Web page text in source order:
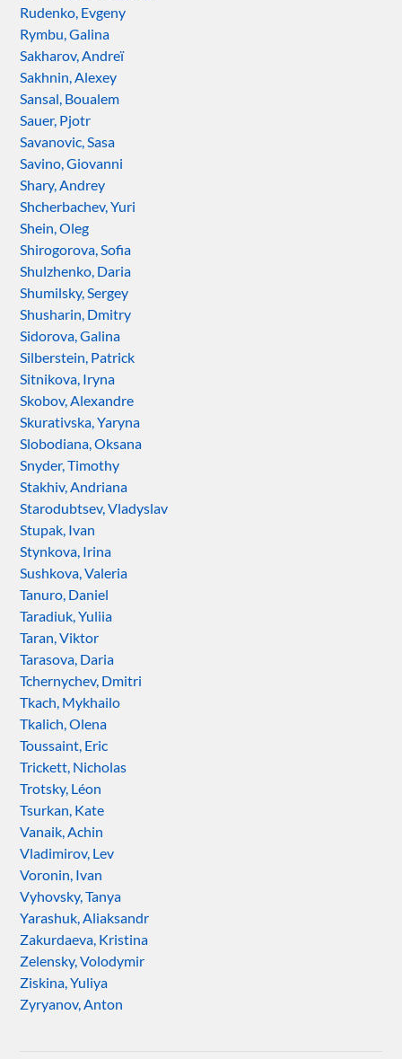
Rudenko, Evgeny
Rymbu, Galina
Sakharov, Andreï
Sakhnin, Alexey
Sansal, Boualem
Sauer, Pjotr
Savanovic, Sasa
Savino, Giovanni
Shary, Andrey
Shcherbachev, Yuri
Shein, Oleg
Shirogorova, Sofia
Shulzhenko, Daria
Shumilsky, Sergey
Shusharin, Dmitry
Sidorova, Galina
Silberstein, Patrick
Sitnikova, Iryna
Skobov, Alexandre
Skurativska, Yaryna
Slobodiana, Oksana
Snyder, Timothy
Stakhiv, Andriana
Starodubtsev, Vladyslav
Stupak, Ivan
Stynkova, Irina
Sushkova, Valeria
Tanuro, Daniel
Taradiuk, Yuliia
Taran, Viktor
Tarasova, Daria
Tchernychev, Dmitri
Tkach, Mykhailo
Tkalich, Olena
Toussaint, Eric
Trickett, Nicholas
Trotsky, Léon
Tsurkan, Kate
Vanaik, Achin
Vladimirov, Lev
Voronin, Ivan
Vyhovsky, Tanya
Yarashuk, Aliaksandr
Zakurdaeva, Kristina
Zelensky, Volodymir
Ziskina, Yuliya
Zyryanov, Anton